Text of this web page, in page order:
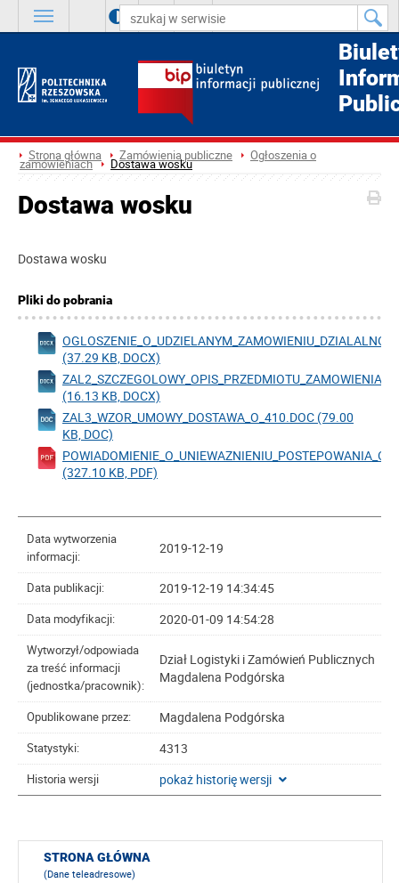
A A A
Strona główna Zamówienia publiczne Ogłoszenia o
zamówieniach Dostawa wosku
Dostawa wosku
Dostawa wosku
Pliki do pobrania
(37.29 KB, DOCX)
(16.13 KB, DOCX)
ZAL3_WZOR_UMOWY_DOSTAWA_O_410.DOC (79.00
KB, DOC)
(327.10 KB, PDF)
Data wytworzenia
informacji:
2019-12-19
Data publikacji: 2019-12-19 14:34:45
Data modyfikacji: 2020-01-09 14:54:28
Wytworzył/odpowiada
za treść informacji
(jednostka/pracownik):
Dział Logistyki i Zamówień Publicznych
Magdalena Podgórska
Opublikowane przez: Magdalena Podgórska
Statystyki: 4313
Historia wersji pokaż historię wersji
STRONA GŁÓWNA
(Dane teleadresowe)